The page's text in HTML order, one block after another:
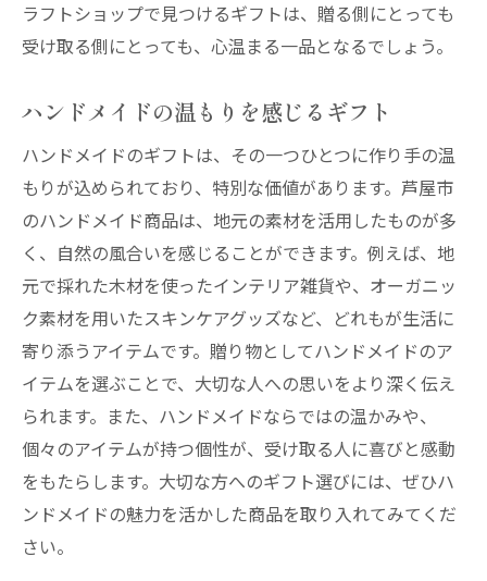
ラフトショップで見つけるギフトは、贈る側にとっても
受け取る側にとっても、心温まる一品となるでしょう。
ハンドメイドの温もりを感じるギフト
ハンドメイドのギフトは、その一つひとつに作り手の温
もりが込められており、特別な価値があります。芦屋市
のハンドメイド商品は、地元の素材を活用したものが多
く、自然の風合いを感じることができます。例えば、地
元で採れた木材を使ったインテリア雑貨や、オーガニッ
ク素材を用いたスキンケアグッズなど、どれもが生活に
寄り添うアイテムです。贈り物としてハンドメイドのア
イテムを選ぶことで、大切な人への思いをより深く伝え
られます。また、ハンドメイドならではの温かみや、
個々のアイテムが持つ個性が、受け取る人に喜びと感動
をもたらします。大切な方へのギフト選びには、ぜひハ
ンドメイドの魅力を活かした商品を取り入れてみてくだ
さい。